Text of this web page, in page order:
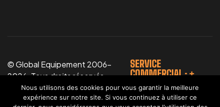
© Global Equipement 2006-
2026. Tous droits réservés.
Photos non contractuelles.
ConceptionAgence Alcaweb
SERVICE
COMMERCIAL : +
33(0)6.16.02.83.96
Nous utilisons des cookies pour vous garantir la meilleure
expérience sur notre site. Si vous continuez à utiliser ce